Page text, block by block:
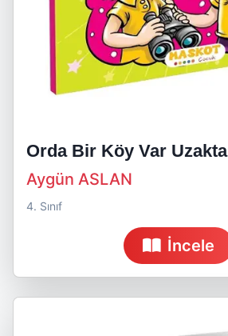
Orda Bir Köy Var Uzakta
Aygün ASLAN
4. Sınıf
İncele